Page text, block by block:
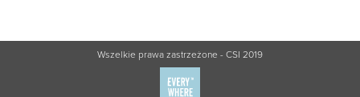
Wszelkie prawa zastrzeżone - CSI 2019